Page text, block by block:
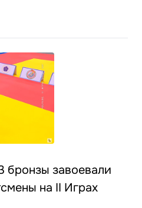
завоевали
на II Играх